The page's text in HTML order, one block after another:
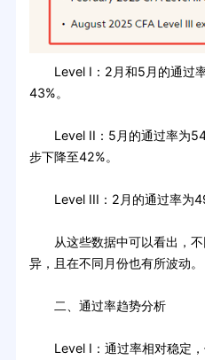
Level I：2月和5月的通过率
43%。
Level II：5月的通过率为
步下降至42%。
Level III：2月的通过率为
从这些数据中可以看出，不
异，且在不同月份也有所波动。
二、通过率趋势分析
Level I：通过率相对稳定，